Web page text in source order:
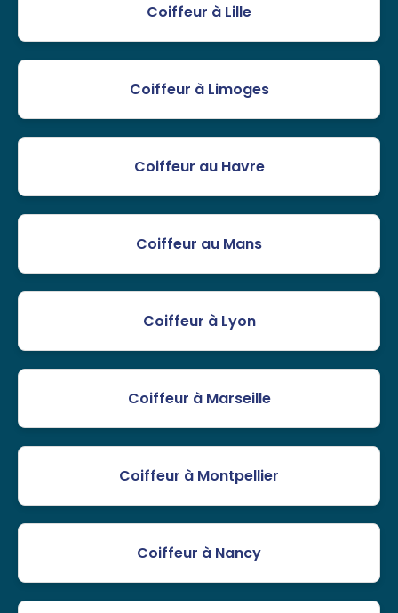
Coiffeur à Lille
Coiffeur à Limoges
Coiffeur au Havre
Coiffeur au Mans
Coiffeur à Lyon
Coiffeur à Marseille
Coiffeur à Montpellier
Coiffeur à Nancy